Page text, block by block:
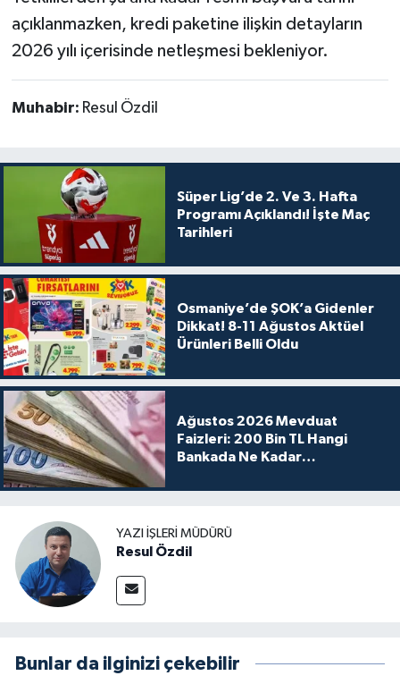
açıklanmazken, kredi paketine ilişkin detayların
2026 yılı içerisinde netleşmesi bekleniyor.
Muhabir: Resul Özdil
Süper Lig’de 2. Ve 3. Hafta
Programı Açıklandı! İşte Maç
Tarihleri
Osmaniye’de ŞOK’a Gidenler
Dikkat! 8-11 Ağustos Aktüel
Ürünleri Belli Oldu
Ağustos 2026 Mevduat
Faizleri: 200 Bin TL Hangi
Bankada Ne Kadar
YAZI İŞLERI MÜDÜRÜ
Resul Özdil
Bunlar da ilginizi çekebilir